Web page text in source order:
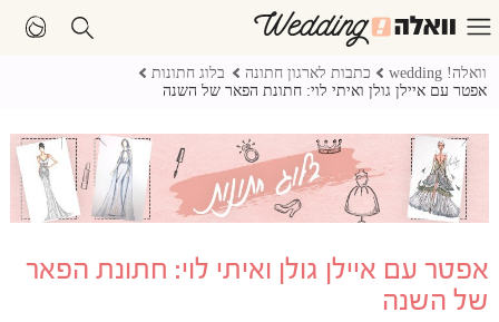
וואלה! wedding כתבות לארגון חתונה
בלוג חתונות
אפטר עם איילן גולן ואיתי לוי: חתונת הפאר של השנה
אפטר עם איילן גולן ואיתי לוי: חתונת הפאר
של השנה